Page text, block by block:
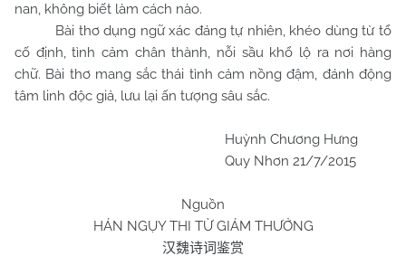
nan, không biết làm cách nào.
Bài thơ dụng ngữ xác đáng tự nhiên, khéo dùng từ tổ
cố định, tình cảm chân thành, nỗi sầu khổ lộ ra nơi hàng
chữ. Bài thơ mang sắc thái tình cảm nồng đậm, đánh động
tâm linh độc giả, lưu lại ấn tượng sâu sắc.
Huỳnh Chương Hưng
Quy Nhơn 21/7/2015
Nguồn
HÁN NGỤY THI TỪ GIÁM THƯỞNG
汉魏诗词鉴赏